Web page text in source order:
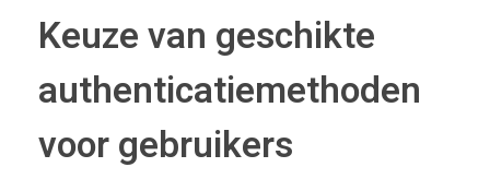
Keuze van geschikte
authenticatiemethoden
voor gebruikers